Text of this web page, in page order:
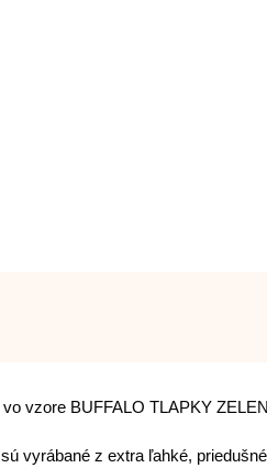
vzore BUFFALO TLAPKY
vyrábané z extra ľahké,